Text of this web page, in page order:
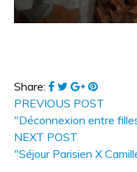
Share:
PREVIOUS POST
"Déconnexion entre
NEXT POST
"Séjour Parisien X